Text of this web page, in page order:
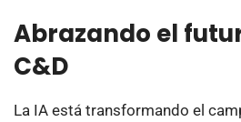
Abrazando el
C&D
La IA está transformando el